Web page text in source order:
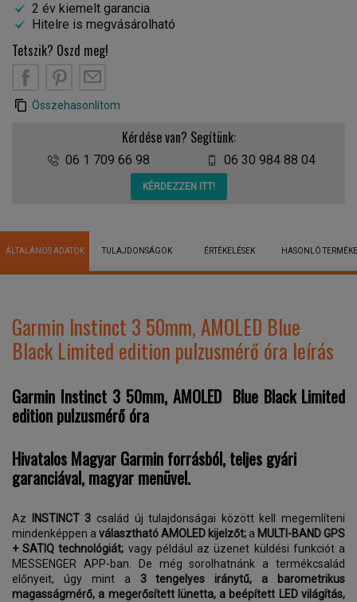
2 év kiemelt garancia
Hitelre is megvásárolható
Tetszik? Oszd meg!
Összehasonlítom
Kérdése van? Segítünk:
06 1 709 66 98 06 30 984 88 04
KÉRDEZZEN ITT!
ÁLTALÁNOS ADATOK TULAJDONSÁGOK ÉRTÉKELÉSEK HASONLÓ
Garmin Instinct 3 50mm, AMOLED Blue
Black Limited edition pulzusmérő óra leírás
Garmin Instinct 3 50mm, AMOLED Blue Black Limited
edition pulzusmérő óra
Hivatalos Magyar Garmin forrásból, teljes gyári
garanciával, magyar menüvel.
Az INSTINCT 3 család új tulajdonságai között kell megemlíteni
mindenképpen a választható AMOLED kijelzőt; a MULTI-BAND GPS
+ SATIQ technológiát; vagy például az üzenet küldési funkciót a
MESSENGER APP-ban. De még sorolhatnánk a termékcsalád
előnyeit, úgy mint a 3 tengelyes iránytű, a barometrikus
magasságmérő, a megerősített lünetta, a beépített LED világítás,